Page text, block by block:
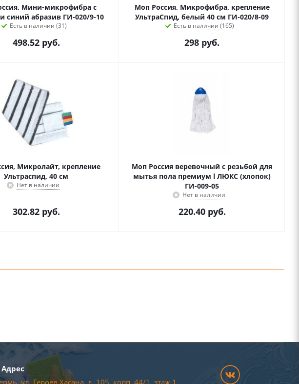
Мини-микрофибра с
синий абразив ГИ-020/9-10
Есть в наличии (31)
498.52руб.
Моп Россия, Микрофибра, крепление
УльтраСпид, белый 40 см ГИ-020/8-09
Есть в наличии (165)
298 руб.
Микролайт, крепление
Ультраспид, 40 см
Нет в наличии
302.82руб.
Моп Россия веревочный с резьбой для
мытья пола премиум l ЛЮКС (хлопок)
ГИ-009-05
Нет в наличии
220.40руб.
Адрес
ул. Героев Хасана, д. 105, корп. 44/1 , этаж 1